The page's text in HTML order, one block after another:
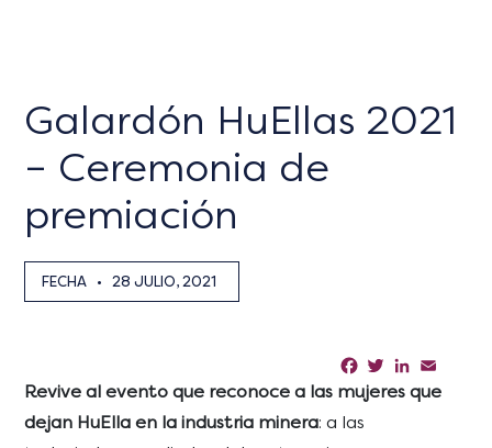
Galardón HuEllas 2021
– Ceremonia de
premiación
FECHA • 28 JULIO, 2021
Facebook
TwitterLinkedIn
Revive al evento que reconoce a las mujeres que
dejan HuElla en la industria minera: a las